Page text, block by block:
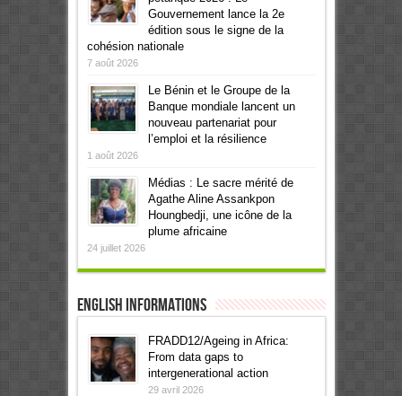
Gouvernement lance la 2e
édition sous le signe de la
cohésion nationale
7 août 2026
Le Bénin et le Groupe de la
Banque mondiale lancent un
nouveau partenariat pour
l’emploi et la résilience
1 août 2026
Médias : Le sacre mérité de
Agathe Aline Assankpon
Houngbedji, une icône de la
plume africaine
24 juillet 2026
English informations
FRADD12/Ageing in Africa:
From data gaps to
intergenerational action
29 avril 2026